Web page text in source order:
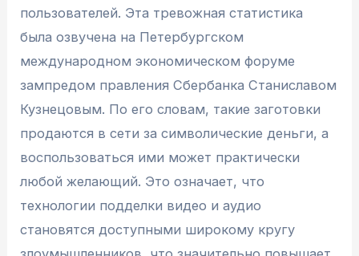
пользователей. Эта тревожная статистика
была озвучена на Петербургском
международном экономическом форуме
зампредом правления Сбербанка Станиславом
Кузнецовым. По его словам, такие заготовки
продаются в сети за символические деньги, а
воспользоваться ими может практически
любой желающий. Это означает, что
технологии подделки видео и аудио
становятся доступными широкому кругу